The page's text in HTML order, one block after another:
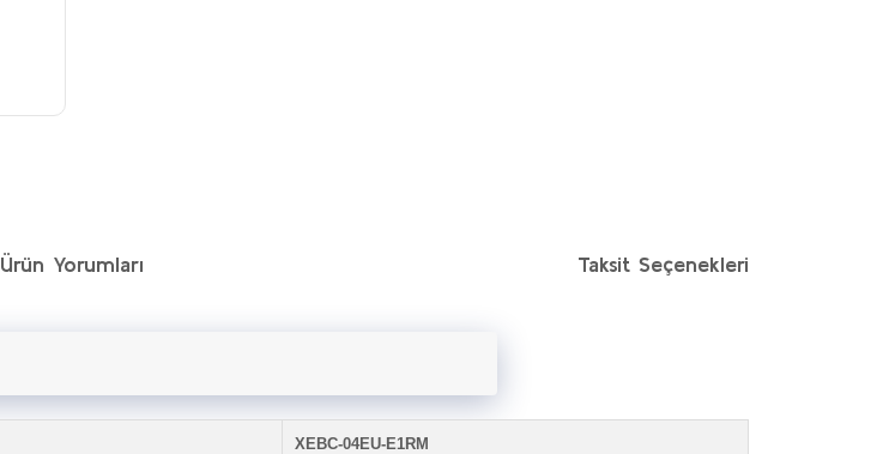
Ürün Yorumları Taksit Seçenekleri
XEBC-04EU-E1RM